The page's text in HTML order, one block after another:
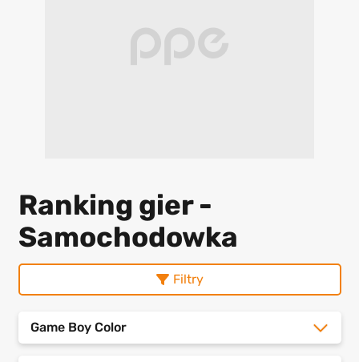
Ranking gier -
Samochodowka
Filtry
Game Boy Color